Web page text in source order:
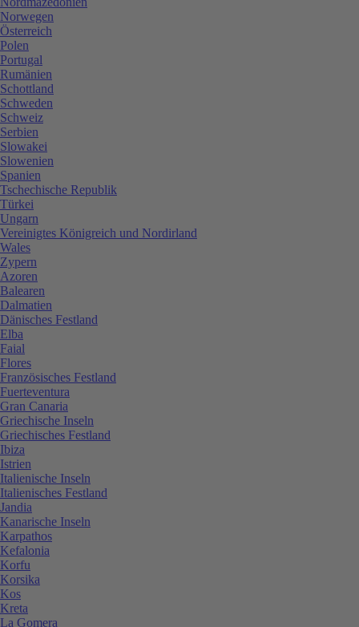
Norwegen
Österreich
Polen
Portugal
Rumänien
Schottland
Schweden
Schweiz
Serbien
Slowakei
Slowenien
Spanien
Tschechische Republik
Türkei
Ungarn
Vereinigtes Königreich und Nordirland
Wales
Zypern
Azoren
Balearen
Dalmatien
Dänisches Festland
Elba
Faial
Flores
Französisches Festland
Fuerteventura
Gran Canaria
Griechische Inseln
Griechisches Festland
Ibiza
Istrien
Italienische Inseln
Italienisches Festland
Jandia
Kanarische Inseln
Karpathos
Kefalonia
Korfu
Korsika
Kos
Kreta
La Gomera